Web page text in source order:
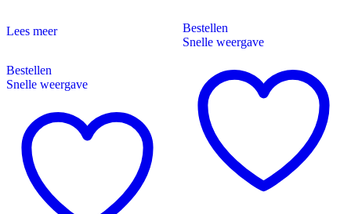
Philips
muurlamp
White
Zwart
modern
pack
Lees meer
Bestellen
Snelle weergave
Lightstrip
Bestellen
Snelle weergave